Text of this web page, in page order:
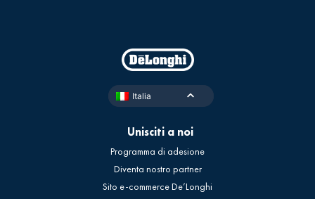
Italia
Unisciti a noi
Programma di adesione
Diventa nostro partner
Sito e-commerce De’Longhi